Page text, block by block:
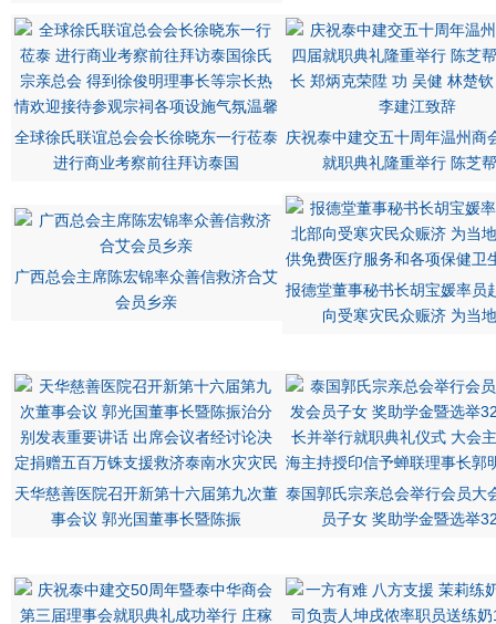
全球徐氏联谊总会会长徐晓东一行莅泰
进行商业考察前往拜访泰国
庆祝泰中建交五十周年温州商
就职典礼隆重举行 陈芝
广西总会主席陈宏锦率众善信救济合艾
会员乡亲
报德堂董事秘书长胡宝媛率员
向受寒灾民众赈济 为当
天华慈善医院召开新第十六届第九次董
事会议 郭光国董事长暨陈振
泰国郭氏宗亲总会举行会员大
员子女 奖助学金暨选举